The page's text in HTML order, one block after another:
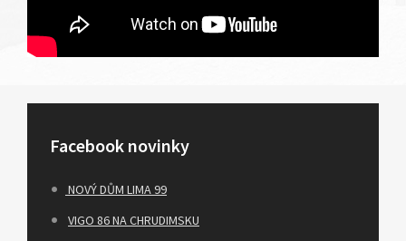
Facebook novinky
NOVÝ DŮM LIMA 99
VIGO 86 NA CHRUDIMSKU